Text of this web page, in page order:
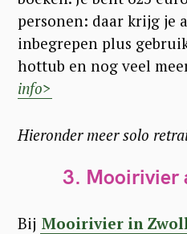
personen: daar krijg je
inbegrepen plus
hottub en nog veel
info>
Hieronder meer solo
3. Mooirivier
Bij Mooirivier in